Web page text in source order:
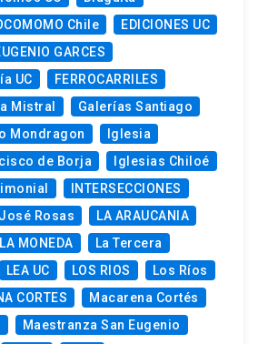
Chile
EDICIONES UC
GARCES
UC
FERROCARRILES
Mistral
Galerías Santiago
Mondragon
Iglesia
de Borja
Iglesias Chiloé
INTERSECCIONES
José Rosas
LA ARAUCANIA
LA MONEDA
La Tercera
LEA UC LOS RIOS
Los Ríos
CORTES
Macarena Cortés
Maestranza San Eugenio